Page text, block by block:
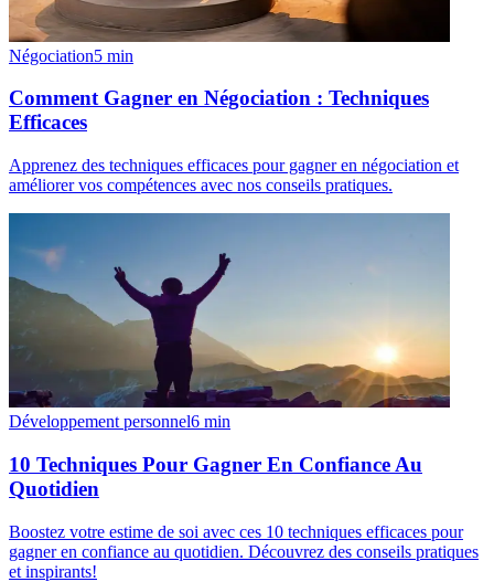
Négociation5 min
Comment Gagner en Négociation : Techniques
Efficaces
Apprenez des techniques efficaces pour gagner en négociation et
améliorer vos compétences avec nos conseils pratiques.
Développement personnel6 min
10 Techniques Pour Gagner En Confiance Au
Quotidien
Boostez votre estime de soi avec ces 10 techniques efficaces pour
gagner en confiance au quotidien. Découvrez des conseils pratiques
et inspirants!